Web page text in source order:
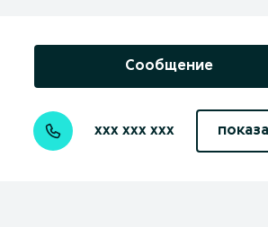
Сообщение
xxx xxx xxx